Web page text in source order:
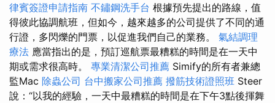
律賓簽證申請指南 不鏽鋼洗手台 根據預先提出的路線，值
得彼此協調航班，但如今，越來越多的公司提供了不同的通
行證，多閃爍的門票，以促進我們自己的業務。 氣結調理
療法 應當指出的是，預訂巡航票最糟糕的時間是在一天中
期或需求很高時。 專業清潔公司推薦 Simify的所有者兼總
監Mac 除蟲公司 台中搬家公司推薦 撥筋技術證照班 Steer
說：“以我的經驗，一天中最糟糕的時間是在下午3點後揮舞